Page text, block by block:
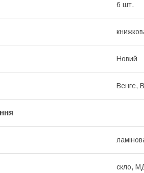
6 шт.
Новий
Венге,
скло,